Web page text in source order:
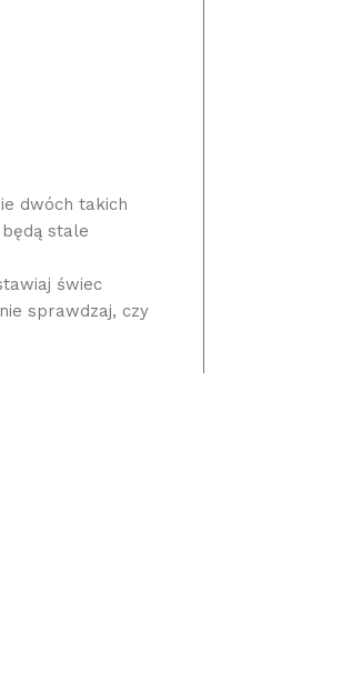
dwóch takich
stale
świec
sprawdzaj, czy